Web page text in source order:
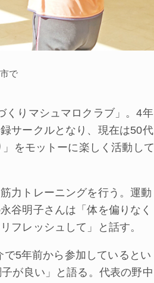
で
りマシュマロクラブ」。4年
サークルとなり、現在は50代
をモットーに楽しく活動して
力トレーニングを行う。運動
谷明子さんは「体を偏りなく
フレッシュして」と話す。
5年前から参加しているとい
が良い」と語る。代表の野中